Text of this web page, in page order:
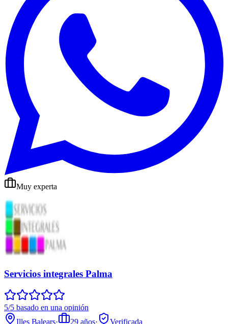
Muy experta
Servicios integrales Palma
5/5 basado en una opinión
Illes Balears· 29 años· Verificada